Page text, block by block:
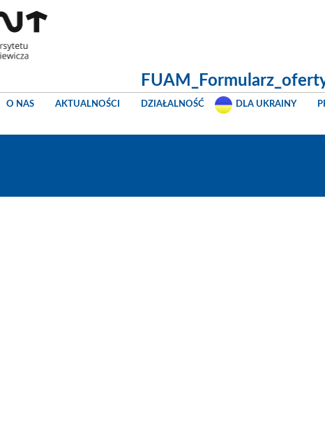
O NAS AKTUALNOŚCI DZIAŁALNOŚĆ DLA UKRAINY